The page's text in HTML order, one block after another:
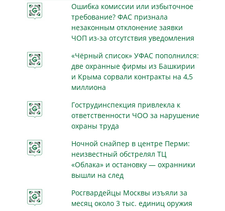
Ошибка комиссии или избыточное
требование? ФАС признала
незаконным отклонение заявки
ЧОП из-за отсутствия уведомления
«Чёрный список» УФАС пополнился:
две охранные фирмы из Башкирии
и Крыма сорвали контракты на 4,5
миллиона
Гострудинспекция привлекла к
ответственности ЧОО за нарушение
охраны труда
Ночной снайпер в центре Перми:
неизвестный обстрелял ТЦ
«Облака» и остановку — охранники
вышли на след
Росгвардейцы Москвы изъяли за
месяц около 3 тыс. единиц оружия